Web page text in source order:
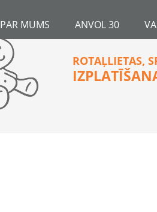
PAR MUMS ANVOL 30
ROTAĻLIETAS,